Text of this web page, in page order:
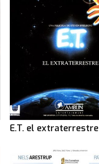
E.T. el extraterrestre